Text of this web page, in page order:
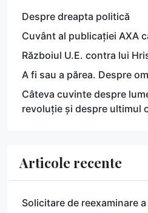
Despre dreapta politică
Cuvânt al publicației AXA
Războiul U.E. contra lui
A fi sau a părea. Despre
Câteva cuvinte despre
revoluție și despre ultimul
Articole recente
Solicitare de reexaminare